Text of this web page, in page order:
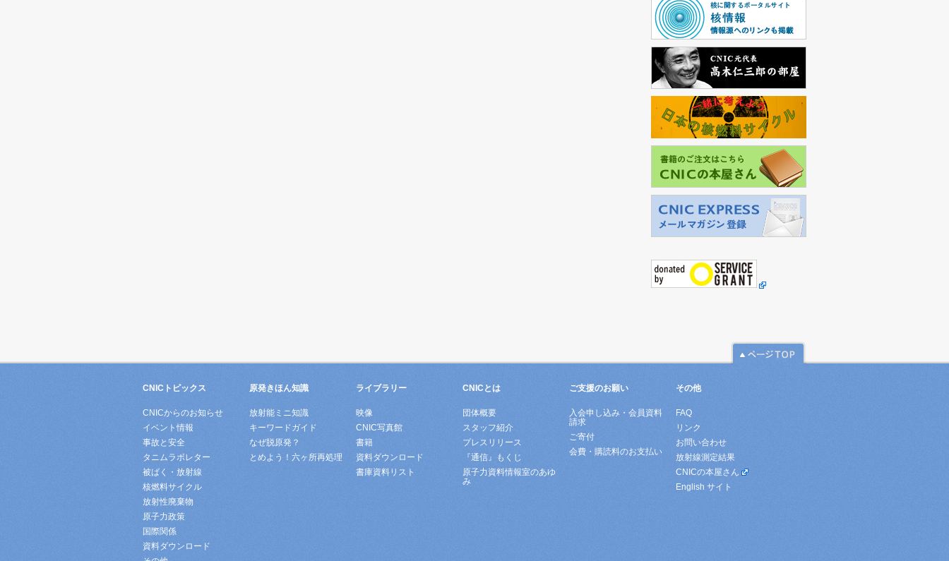
CNICトピックス
CNICからのお知らせ
イベント情報
事故と安全
タニムラボレター
被ばく・放射線
核燃料サイクル
放射性廃棄物
原子力政策
国際関係
資料ダウンロード
原発きほん知識
放射能ミニ知識
キーワードガイド
なぜ脱原発？
とめよう！六ヶ所再処理
ライブラリー
映像
CNIC写真館
書籍
資料ダウンロード
書庫資料リスト
CNICとは
団体概要
スタッフ紹介
プレスリリース
『通信』もくじ
原子力資料情報室のあゆ
み
ご支援のお願い
入会申し込み・会員資料
請求
ご寄付
会費・購読料のお支払い
その他
FAQ
リンク
お問い合わせ
放射線測定結果
CNICの本屋さん
English サイト